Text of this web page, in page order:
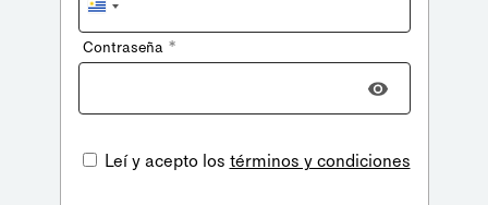
Uruguay
+598
Contraseña *
Leí y acepto los términos y condiciones